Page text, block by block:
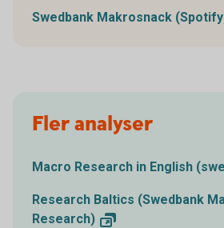
Swedbank Makrosnack
Fler analyser
Macro Research in English
Research Baltics (Swedbank
Research)